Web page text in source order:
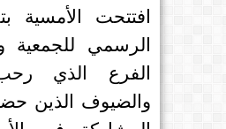
افتتحت الأمسية
الرسمي للجمعية
الفرع الذي
والضيوف الذين